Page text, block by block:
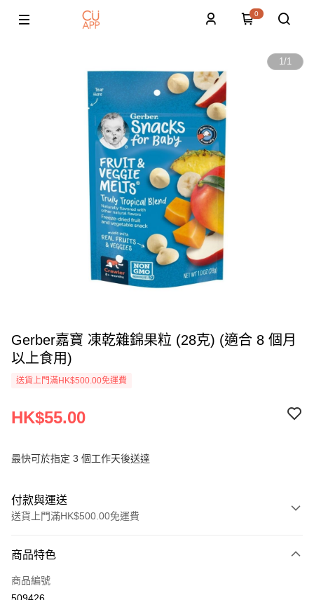
0
1/1
Gerber嘉寶 凍乾雜錦果粒 (28克) (適合 8 個月
以上食用)
送貨上門滿HK$500.00免運費
HK$55.00
最快可於指定 3 個工作天後送達
付款與運送
送貨上門滿HK$500.00免運費
信用卡
AlipayHK
商品特色
商品編號